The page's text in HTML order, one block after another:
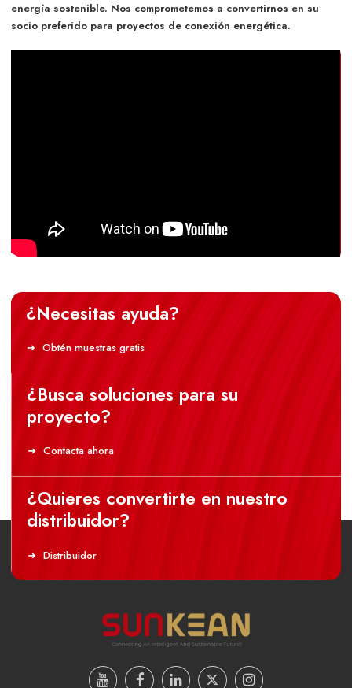
energía sostenible. Nos comprometemos a convertirnos en su
socio preferido para proyectos de conexión energética.
¿Necesitas ayuda?
Obtén muestras gratis
¿Busca soluciones para su
proyecto?
Contacta ahora
¿Quieres convertirte en nuestro
distribuidor?
Distribuidor